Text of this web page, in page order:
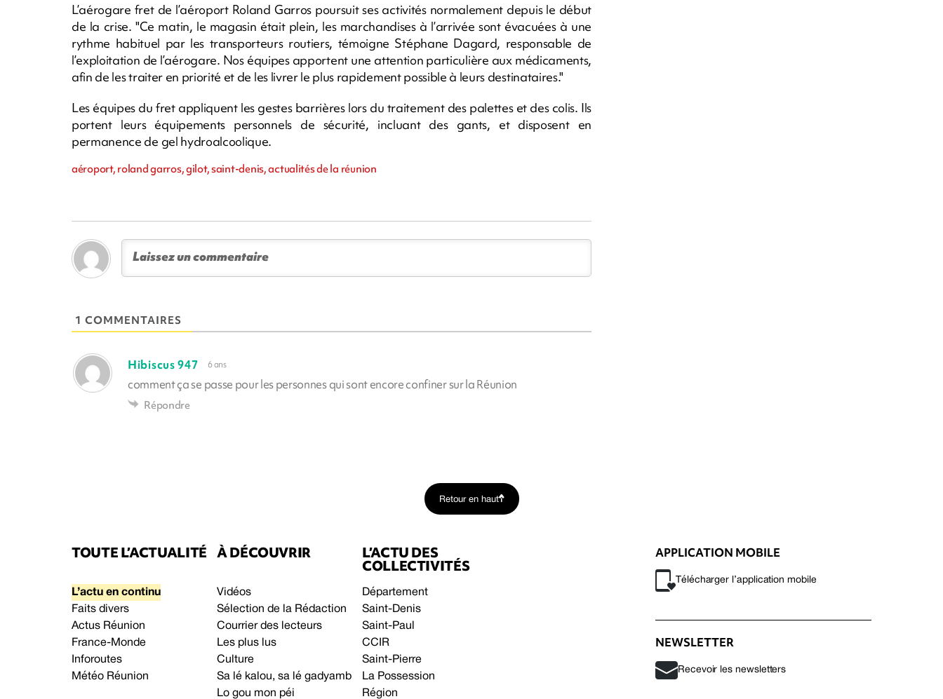
L’aérogare fret de l’aéroport Roland Garros poursuit ses activités normalement depuis le début
de la crise. "Ce matin, le magasin était plein, les marchandises à l’arrivée sont évacuées à une
rythme habituel par les transporteurs routiers, témoigne Stéphane Dagard, responsable de
l’exploitation de l’aérogare. Nos équipes apportent une attention particulière aux médicaments,
afin de les traiter en priorité et de les livrer le plus rapidement possible à leurs destinataires."
Les équipes du fret appliquent les gestes barrières lors du traitement des palettes et des colis. Ils
portent leurs équipements personnels de sécurité, incluant des gants, et disposent en
permanence de gel hydroalcoolique.
aéroport, roland garros, gilot, saint-denis, actualités de la réunion
1 COMMENTAIRES
Hibiscus 947 6 ans
comment ça se passe pour les personnes qui sont encore confiner sur la Réunion
Répondre
Retour en haut
TOUTE L’ACTUALITÉ
L’actu en continu
Faits divers
Actus Réunion
France-Monde
Inforoutes
Météo Réunion
À DÉCOUVRIR
Vidéos
Sélection de la Rédaction
Courrier des lecteurs
Les plus lus
Culture
Sa lé kalou, sa lé gadyamb
Lo gou mon péi
L’ACTU DES
COLLECTIVITÉS
Département
Saint-Denis
Saint-Paul
CCIR
Saint-Pierre
La Possession
Région
APPLICATION MOBILE
Télécharger l’application mobile
NEWSLETTER
Recevoir les newsletters